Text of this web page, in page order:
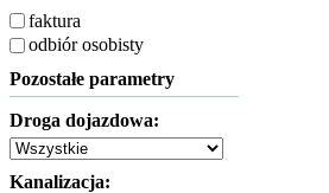
faktura
odbiór osobisty
Pozostałe parametry
Droga dojazdowa:
Kanalizacja: